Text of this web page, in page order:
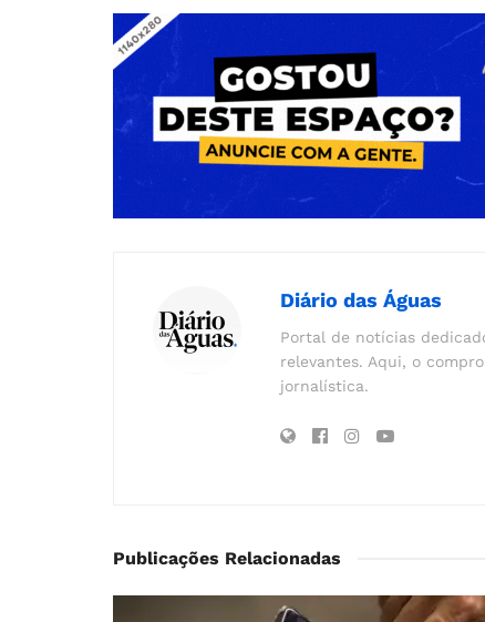
Diário das Águas
Portal de notícias
relevantes. Aqui, o
jornalística.
Publicações Relacionadas